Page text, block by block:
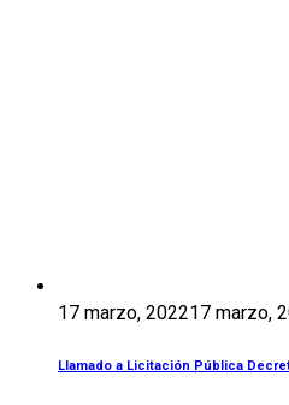
17 marzo, 202217 marzo,
Llamado a Licitación Pública